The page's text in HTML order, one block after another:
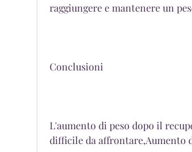
raggiungere e mantenere un
Conclusioni
L'aumento di peso dopo il
difficile da affrontare,Aumento